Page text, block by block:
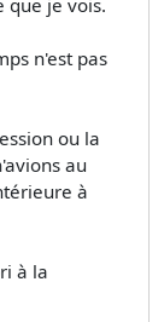
n'est pas
ou la
au
à
à la